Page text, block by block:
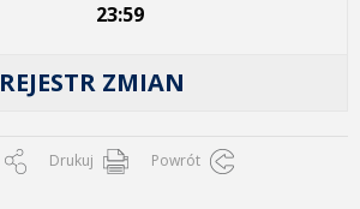
23:59
REJESTR ZMIAN
Drukuj Powrót